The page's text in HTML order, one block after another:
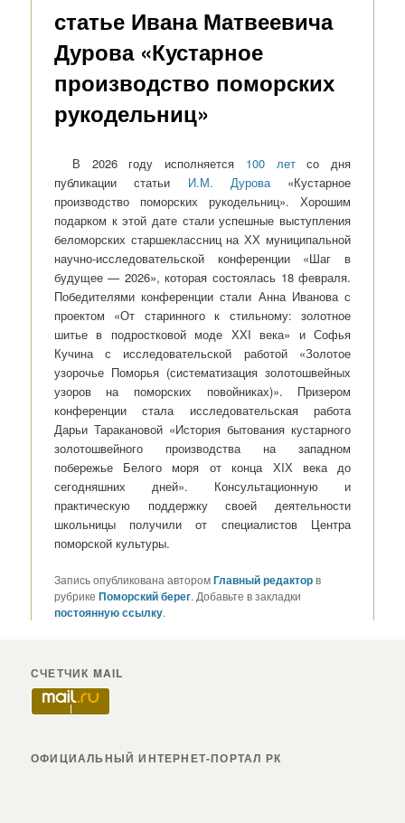
статье Ивана Матвеевича
Дурова «Кустарное
производство поморских
рукодельниц»
В 2026 году исполняется 100 летсо дня
публикации статьи И.М. Дурова«Кустарное
производство поморских рукодельниц». Хорошим
подарком к этой дате стали успешные выступления
беломорских старшеклассниц на ХХ муниципальной
научно-исследовательской конференции «Шаг в
будущее — 2026», которая состоялась 18 февраля.
Победителями конференции стали Анна Иванова с
проектом «От старинного к стильному: золотное
шитье в подростковой моде ХХI века» и Софья
Кучина с исследовательской работой «Золотое
узорочье Поморья (систематизация золотошвейных
узоров на поморских повойниках)». Призером
конференции стала исследовательская работа
Дарьи Таракановой «История бытования кустарного
золотошвейного производства на западном
побережье Белого моря от конца ХIХ века до
сегодняшних дней». Консультационную и
практическую поддержку своей деятельности
школьницы получили от специалистов Центра
поморской культуры.
Запись опубликована авторомГлавный редакторв
рубрике Поморский берег. Добавьте в закладки
постоянную ссылку.
СЧЕТЧИК MAIL
ОФИЦИАЛЬНЫЙ ИНТЕРНЕТ-ПОРТАЛ РК